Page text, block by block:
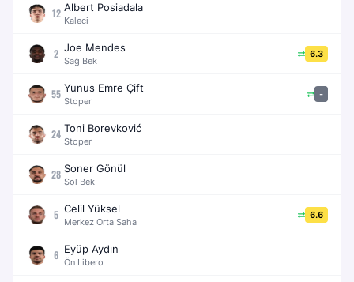
12 Albert Posiadala
Kaleci
2 Joe Mendes
Sağ Bek
6.3
55 Yunus Emre Çift
Stoper
-
24 Toni Borevković
Stoper
28 Soner Gönül
Sol Bek
5 Celil Yüksel
Merkez Orta Saha
6.6
6 Eyüp Aydın
Ön Libero